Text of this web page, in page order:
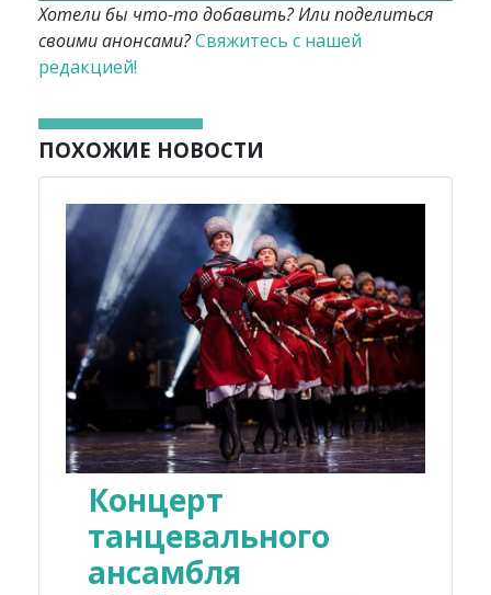
Хотели бы что-то добавить? Или поделиться
своими анонсами?Свяжитесь с нашей
редакцией!
ПОХОЖИЕ НОВОСТИ
Концерт
танцевального
ансамбля